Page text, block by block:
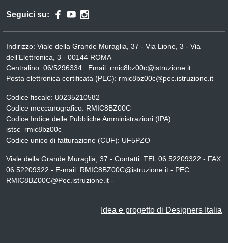
Seguici su:
Indirizzo: Viale della Grande Muraglia, 37 - Via Lione, 3 - Via
dell’Elettronica, 3 - 00144 ROMA
Centralino: 06/5296334 Email: rmic8bz00c@istruzione.it
Posta elettronica certificata (PEC): rmic8bz00c@pec.istruzione.it
Codice fiscale: 80235210582
Codice meccanografico: RMIC8BZ00C
Codice Indice delle Pubbliche Amministrazioni (IPA):
istsc_rmic8bz00c
Codice unico di fatturazione (CUF): UF5PZO
Viale della Grande Muraglia, 37 - Contatti: TEL 06.52209322 - FAX
06.52209322 - E-mail: RMIC8BZ00C@istruzione.it - PEC:
RMIC8BZ00C@Pec.istruzione.it -
Idea e progetto di Designers Italia